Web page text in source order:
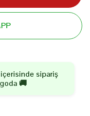
içerisinde sipariş
🚚